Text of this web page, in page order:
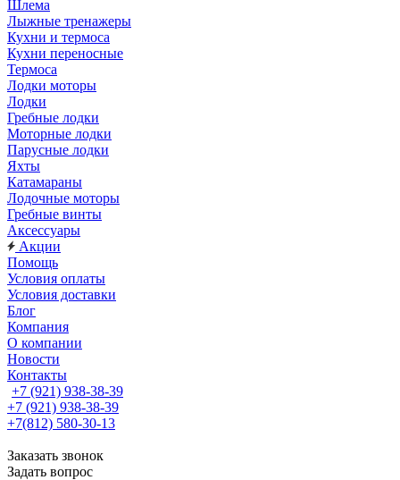
Шлема
Лыжные тренажеры
Кухни и термоса
Кухни переносные
Термоса
Лодки моторы
Лодки
Гребные лодки
Моторные лодки
Парусные лодки
Яхты
Катамараны
Лодочные моторы
Гребные винты
Аксессуары
Акции
Помощь
Условия оплаты
Условия доставки
Блог
Компания
О компании
Новости
Контакты
+7 (921) 938-38-39
+7 (921) 938-38-39
+7(812) 580-30-13
Заказать звонок
Задать вопрос